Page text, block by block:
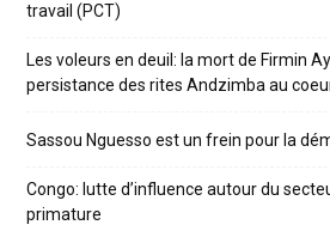
travail (PCT)
Les voleurs en deuil: la mort de Firmin
persistance des rites Andzimba au
Sassou Nguesso est un frein pour la
Congo: lutte d’influence autour du
primature